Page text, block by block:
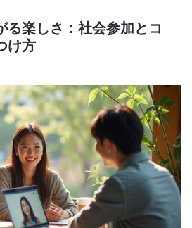
る楽しさ：社会参加とコ
け方